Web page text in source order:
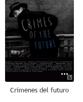
Crímenes del futuro